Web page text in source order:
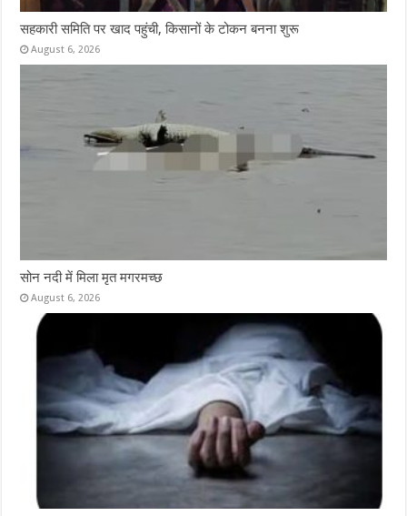
सहकारी समिति पर खाद पहुंची, किसानों के टोकन बनना शुरू
August 6, 2026
सोन नदी में मिला मृत मगरमच्छ
August 6, 2026